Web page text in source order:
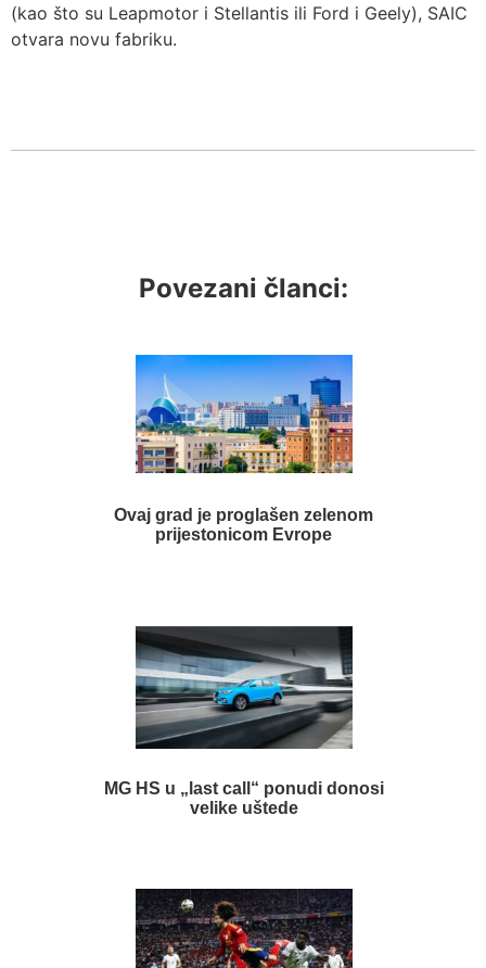
(kao što su Leapmotor i Stellantis ili Ford i Geely), SAIC
otvara novu fabriku.
Povezani članci:
Ovaj grad je proglašen zelenom
prijestonicom Evrope
MG HS u „last call“ ponudi donosi
velike uštede